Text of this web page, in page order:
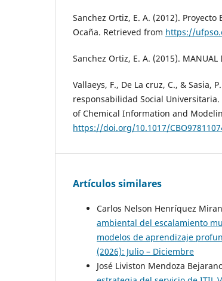
Sanchez Ortiz, E. A. (2012).
Ocaña. Retrieved from https://
Sanchez Ortiz, E. A. (2015). MANUAL
Vallaeys, F., De La cruz, C., & Sasia,
responsabilidad Social
of Chemical Information and
https://doi.org/10.1017/
Artículos similares
Carlos Nelson Henríquez
ambiental del escalamiento
modelos de aprendizaje
(2026): Julio – Diciembre
José Liviston Mendoza